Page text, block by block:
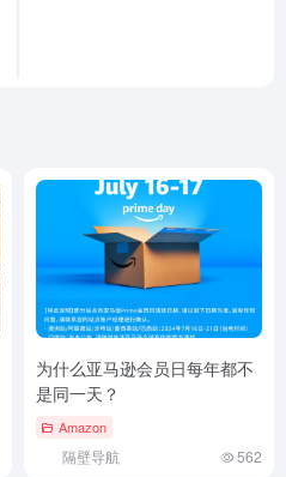
为什么亚马逊会员日每年都不
是同一天？
Amazon
隔壁导航 562